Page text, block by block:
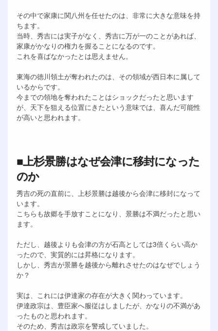
その中で家康に関八州を任せたのは、非常に大きな意味を持
ちます。
当時、秀吉には実子がなく、秀吉に万が一のことがあれば、
家康がかなりの権力を握ることになるのです。
これを喜ばなかったとは思えません。
東海の徳川領土が奪われたのは、その領域が西日本に属して
いるからです。
今までの領地を奪われたことはショックだったと思います
が、天下を狙える位置にきたという意味では、喜んだ可能性
が高いと思われます。
■上杉景勝はなぜ会津に移封になった
のか
秀吉の死の直前に、上杉景勝は越後から会津に移封になって
います。
こちらも故郷を手放すことになり、景勝は不満だったと思い
ます。
ただし、越後よりも会津の方が石高としては3倍くらい高か
ったので、実質的には昇格になります。
しかし、秀吉が景勝を越後から離れさせたのはなぜでしょう
か？
実は、これには伊達家の存在が大きく関わっています。
伊達政宗は、豊臣家へ服従はしましたが、かなりの不満があ
ったものと思われます。
そのため、秀吉は政宗を警戒していました。